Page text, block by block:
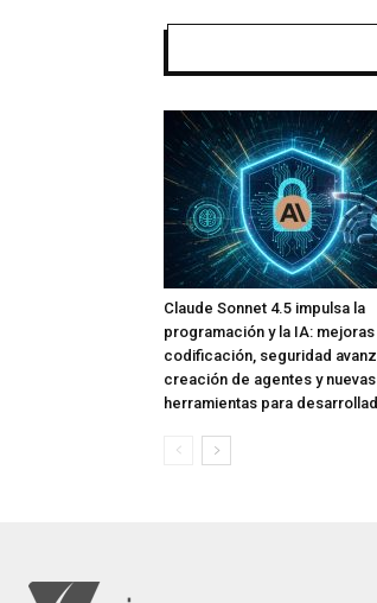
Claude Sonnet 4.5 impulsa la
programación y la IA: mejoras
codificación, seguridad
creación de agentes y nuevas
herramientas para